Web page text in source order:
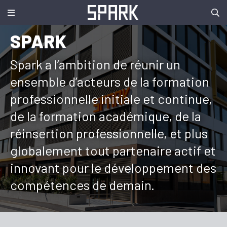
SPARK
Spark a l’ambition de réunir un
ensemble d’acteurs de la formation
professionnelle initiale et continue,
de la formation académique, de la
réinsertion professionnelle, et plus
globalement tout partenaire actif et
innovant pour le développement des
compétences de demain.
La
fondation
Modus et
la Centrale